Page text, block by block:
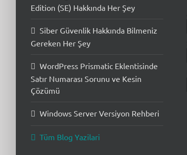
Edition (SE) Hakkında Her Şey
Siber Güvenlik Hakkında Bilmeniz
Gereken Her Şey
WordPress Prismatic Eklentisinde
Satır Numarası Sorunu ve Kesin
Çözümü
Windows Server Versiyon Rehberi
Tüm Blog Yazilari